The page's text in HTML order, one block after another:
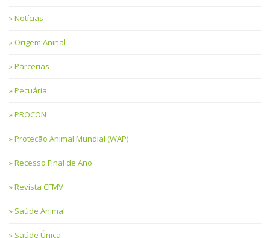
Notícias
Origem Aninal
Parcerias
Pecuária
PROCON
Proteção Animal Mundial (WAP)
Recesso Final de Ano
Revista CFMV
Saúde Animal
Saúde Única